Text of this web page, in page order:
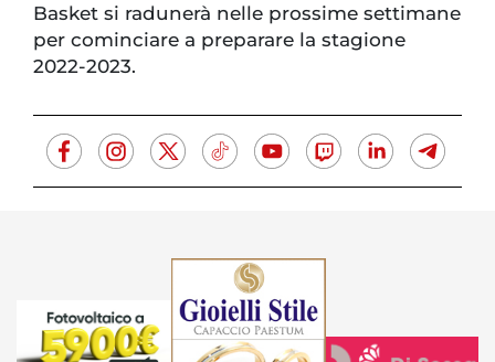
Basket si radunerà nelle prossime settimane
per cominciare a preparare la stagione
2022-2023.